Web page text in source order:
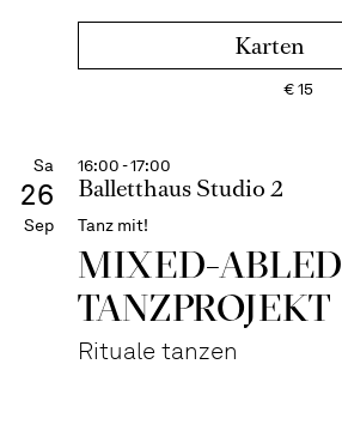
Karten
€15
Sa
26
Sep
16:00 - 17:00
Balletthaus Studio 2
Tanz mit!
MIXED-ABLED
TANZPROJEKT
Rituale tanzen